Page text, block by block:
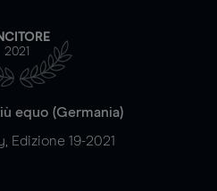
2021
equo (Germania)
Edizione 19-2021